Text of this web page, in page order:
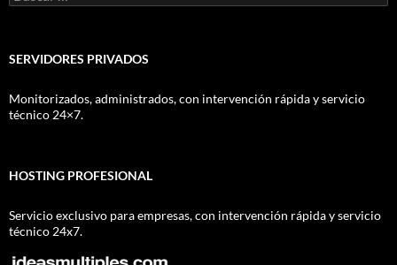
SERVIDORES PRIVADOS
Monitorizados, administrados, con intervención rápida y servicio
técnico 24×7.
HOSTING PROFESIONAL
Servicio exclusivo para empresas, con intervención rápida y servicio
técnico 24x7.